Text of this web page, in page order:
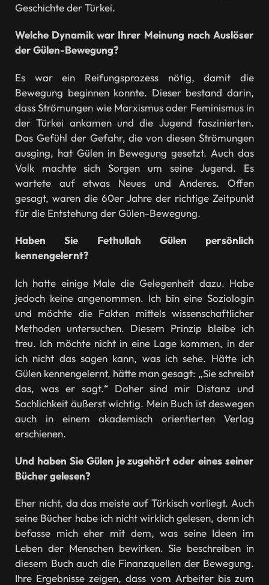
Geschichte der Türkei.
Welche Dynamik war Ihrer Meinung nach Auslöser
der Gülen-Bewegung?
Es war ein Reifungsprozess nötig, damit die
Bewegung beginnen konnte. Dieser bestand darin,
dass Strömungen wie Marxismus oder Feminismus in
der Türkei ankamen und die Jugend faszinierten.
Das Gefühl der Gefahr, die von diesen Strömungen
ausging, hat Gülen in Bewegung gesetzt. Auch das
Volk machte sich Sorgen um seine Jugend. Es
wartete auf etwas Neues und Anderes. Offen
gesagt, waren die 60er Jahre der richtige Zeitpunkt
für die Entstehung der Gülen-Bewegung.
Haben Sie Fethullah Gülen persönlich
kennengelernt?
Ich hatte einige Male die Gelegenheit dazu. Habe
jedoch keine angenommen. Ich bin eine Soziologin
und möchte die Fakten mittels wissenschaftlicher
Methoden untersuchen. Diesem Prinzip bleibe ich
treu. Ich möchte nicht in eine Lage kommen, in der
ich nicht das sagen kann, was ich sehe. Hätte ich
Gülen kennengelernt, hätte man gesagt: „Sie schreibt
das, was er sagt.“ Daher sind mir Distanz und
Sachlichkeit äußerst wichtig. Mein Buch ist deswegen
auch in einem akademisch orientierten Verlag
erschienen.
Und haben Sie Gülen je zugehört oder eines seiner
Bücher gelesen?
Eher nicht, da das meiste auf Türkisch vorliegt. Auch
seine Bücher habe ich nicht wirklich gelesen, denn ich
befasse mich eher mit dem, was seine Ideen im
Leben der Menschen bewirken. Sie beschreiben in
diesem Buch auch die Finanzquellen der Bewegung.
Ihre Ergebnisse zeigen, dass vom Arbeiter bis zum